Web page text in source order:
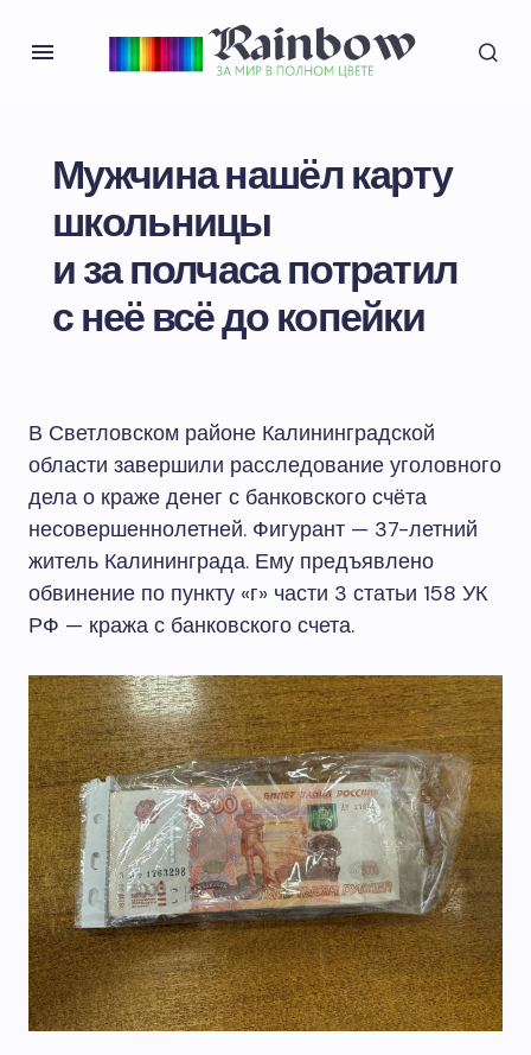
Мужчина нашёл карту
школьницы
и за полчаса потратил
с неё всё до копейки
В Светловском районе Калининградской
области завершили расследование уголовного
дела о краже денег с банковского счёта
несовершеннолетней. Фигурант — 37-летний
житель Калининграда. Ему предъявлено
обвинение по пункту «г» части 3 статьи 158 УК
РФ — кража с банковского счета.